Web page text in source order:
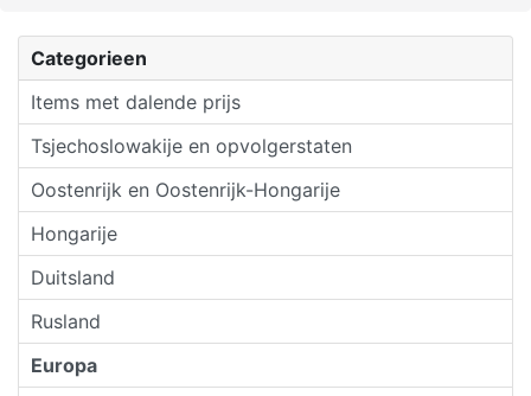
Categorieen
Items met dalende prijs
Tsjechoslowakije en opvolgerstaten
Oostenrijk en Oostenrijk-Hongarije
Hongarije
Duitsland
Rusland
Europa